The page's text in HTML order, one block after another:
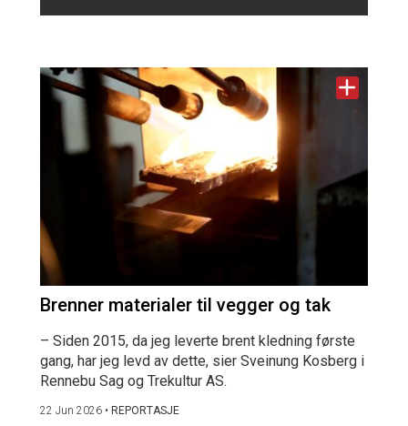
Brenner materialer til vegger og tak
– Siden 2015, da jeg leverte brent kledning første
gang, har jeg levd av dette, sier Sveinung Kosberg i
Rennebu Sag og Trekultur AS.
22 Jun 2026 • REPORTASJE